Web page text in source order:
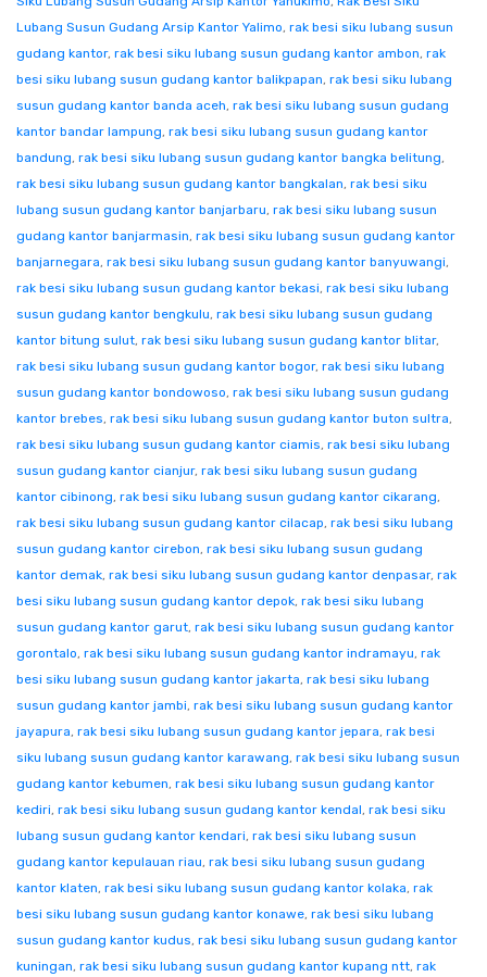
Lubang Susun Gudang Arsip Kantor Yalimo, rak besi siku lubang susun
gudang kantor, rak besi siku lubang susun gudang kantor ambon, rak
besi siku lubang susun gudang kantor balikpapan, rak besi siku lubang
susun gudang kantor banda aceh, rak besi siku lubang susun gudang
kantor bandar lampung, rak besi siku lubang susun gudang kantor
bandung, rak besi siku lubang susun gudang kantor bangka belitung,
rak besi siku lubang susun gudang kantor bangkalan, rak besi siku
lubang susun gudang kantor banjarbaru, rak besi siku lubang susun
gudang kantor banjarmasin, rak besi siku lubang susun gudang kantor
banjarnegara, rak besi siku lubang susun gudang kantor banyuwangi,
rak besi siku lubang susun gudang kantor bekasi, rak besi siku lubang
susun gudang kantor bengkulu, rak besi siku lubang susun gudang
kantor bitung sulut, rak besi siku lubang susun gudang kantor blitar,
rak besi siku lubang susun gudang kantor bogor, rak besi siku lubang
susun gudang kantor bondowoso, rak besi siku lubang susun gudang
kantor brebes, rak besi siku lubang susun gudang kantor buton sultra,
rak besi siku lubang susun gudang kantor ciamis, rak besi siku lubang
susun gudang kantor cianjur, rak besi siku lubang susun gudang
kantor cibinong, rak besi siku lubang susun gudang kantor cikarang,
rak besi siku lubang susun gudang kantor cilacap, rak besi siku lubang
susun gudang kantor cirebon, rak besi siku lubang susun gudang
kantor demak, rak besi siku lubang susun gudang kantor denpasar, rak
besi siku lubang susun gudang kantor depok, rak besi siku lubang
susun gudang kantor garut, rak besi siku lubang susun gudang kantor
gorontalo, rak besi siku lubang susun gudang kantor indramayu, rak
besi siku lubang susun gudang kantor jakarta, rak besi siku lubang
susun gudang kantor jambi, rak besi siku lubang susun gudang kantor
jayapura, rak besi siku lubang susun gudang kantor jepara, rak besi
siku lubang susun gudang kantor karawang, rak besi siku lubang susun
gudang kantor kebumen, rak besi siku lubang susun gudang kantor
kediri, rak besi siku lubang susun gudang kantor kendal, rak besi siku
lubang susun gudang kantor kendari, rak besi siku lubang susun
gudang kantor kepulauan riau, rak besi siku lubang susun gudang
kantor klaten, rak besi siku lubang susun gudang kantor kolaka, rak
besi siku lubang susun gudang kantor konawe, rak besi siku lubang
susun gudang kantor kudus, rak besi siku lubang susun gudang kantor
kuningan, rak besi siku lubang susun gudang kantor kupang ntt, rak